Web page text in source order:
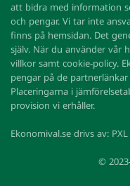
att bidra med information
och pengar. Vi tar inte
finns på hemsidan. Det
själv. När du använder vår
villkor samt cookie-policy.
pengar på de
Placeringarna i
provision vi erhåller.
Ekonomival.se drivs av:
©